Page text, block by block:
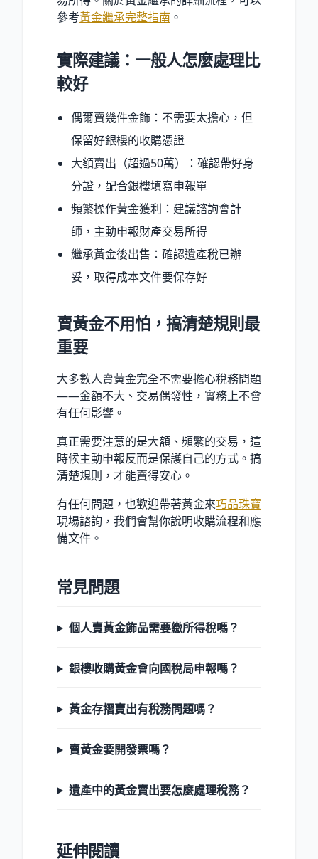
參考黃金繼承完整指南 。
實際建議：一般人怎麼處理比
較好
偶爾賣幾件金飾：不需要太擔心，但
保留好銀樓的收購憑證
大額賣出（超過50萬）：確認帶好身
分證，配合銀樓填寫申報單
頻繁操作黃金獲利：建議諮詢會計
師，主動申報財產交易所得
繼承黃金後出售：確認遺產稅已辦
妥，取得成本文件要保存好
賣黃金不用怕，搞清楚規則最
重要
大多數人賣黃金完全不需要擔心稅務問題
——金額不大、交易偶發性，實務上不會
有任何影響。
真正需要注意的是大額、頻繁的交易，這
時候主動申報反而是保護自己的方式。搞
清楚規則，才能賣得安心。
有任何問題，也歡迎帶著黃金來巧品珠寶
現場諮詢，我們會幫你說明收購流程和應
備文件。
常見問題
個人賣黃金飾品需要繳所得稅嗎？
銀樓收購黃金會向國稅局申報嗎？
黃金存摺賣出有稅務問題嗎？
賣黃金要開發票嗎？
遺產中的黃金賣出要怎麼處理稅務？
延伸閱讀